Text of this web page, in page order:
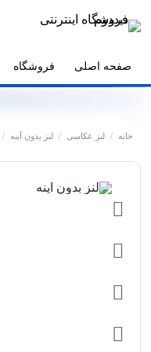
صفحه اصلی فروشگاه
خانه / لنز عکاسی / لنز بدون آینه /